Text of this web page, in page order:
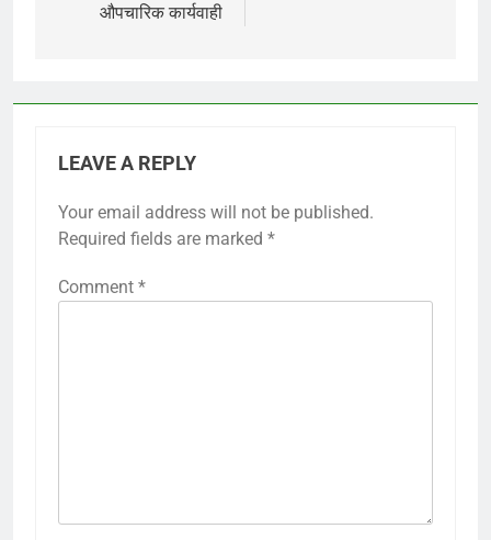
औपचारिक कार्यवाही
LEAVE A REPLY
Your email address will not be published.
Required fields are marked *
Comment *